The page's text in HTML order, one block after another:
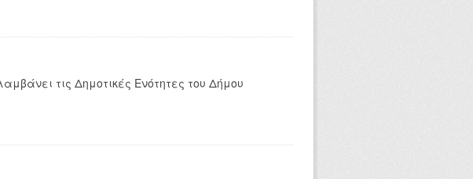
τις Δημοτικές Ενότητες του Δήμου